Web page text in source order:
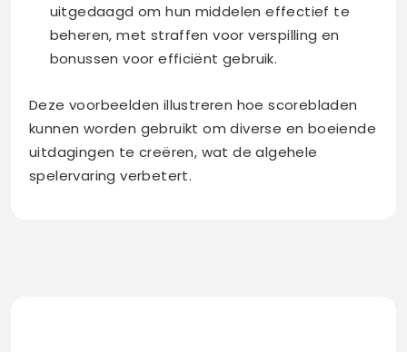
uitgedaagd om hun middelen effectief te
beheren, met straffen voor verspilling en
bonussen voor efficiënt gebruik.
Deze voorbeelden illustreren hoe scorebladen
kunnen worden gebruikt om diverse en boeiende
uitdagingen te creëren, wat de algehele
spelervaring verbetert.